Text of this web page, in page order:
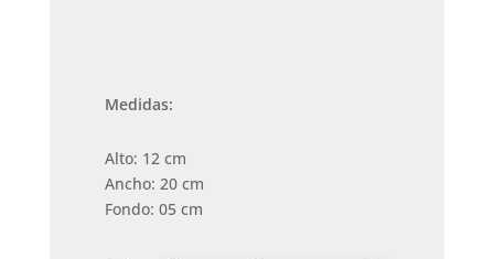
Medidas:
Alto: 12 cm
Ancho: 20 cm
Fondo: 05 cm